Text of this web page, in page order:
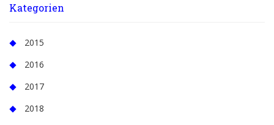
Kategorien
2015
2016
2017
2018